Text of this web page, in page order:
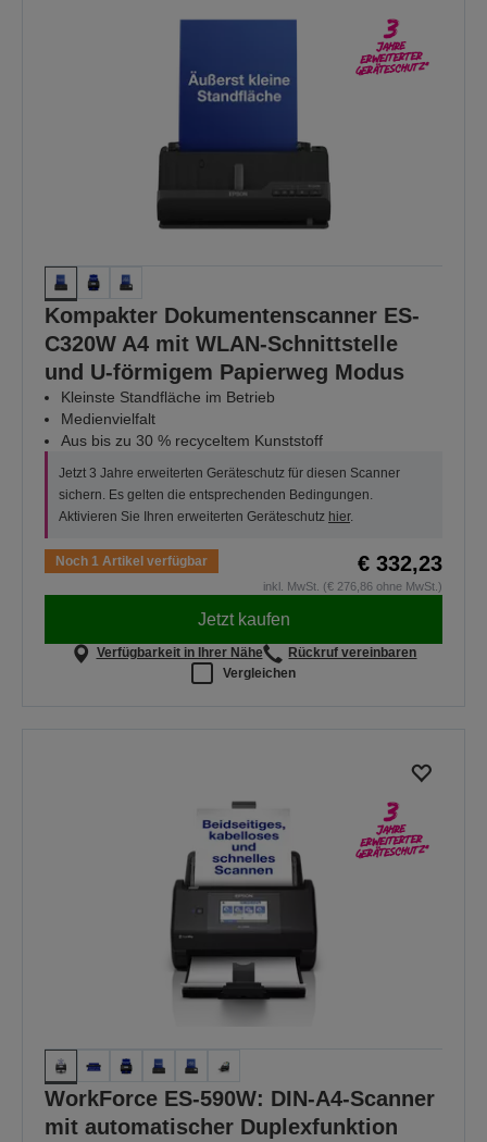
Kompakter Dokumentenscanner ES-
C320W A4 mit WLAN-Schnittstelle
und U-förmigem Papierweg Modus
Kleinste Standfläche im Betrieb
Medienvielfalt
Aus bis zu 30 % recyceltem Kunststoff
Jetzt 3 Jahre erweiterten Geräteschutz für diesen Scanner
sichern. Es gelten die entsprechenden Bedingungen.
Aktivieren Sie Ihren erweiterten Geräteschutz hier.
Noch 1 Artikel verfügbar € 332,23
inkl. MwSt. (€ 276,86 ohne MwSt.)
Jetzt kaufen
Verfügbarkeit in Ihrer Nähe
Rückruf vereinbaren
Vergleichen
WorkForce ES-590W: DIN-A4-Scanner
mit automatischer Duplexfunktion